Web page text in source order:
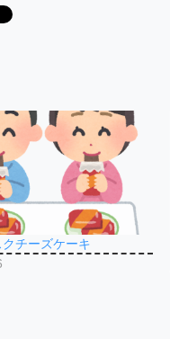
チーズケーキ